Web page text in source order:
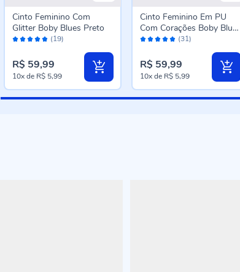
Avaliação: (19)
Cinto Feminino Com
Glitter Boby Blues Preto
R$ 59,99
10xde R$ 5,99
Avaliação: (31)
Cinto Feminino Em PU
Com Corações Boby Blues
Ganache
R$ 59,99
10xde R$ 5,99